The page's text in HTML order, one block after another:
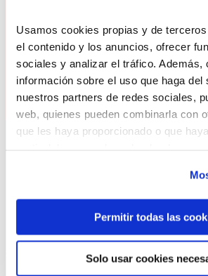
Usamos cookies propias y de
el contenido y los anuncios, ofrecer
sociales y analizar el tráfico. Además,
información sobre el uso que haga del
nuestros partners de redes sociales,
web, quienes pueden combinarla con
que les haya proporcionado o que
“Permitir todas las cookies”,
estrictamente técnicas pulsando el
cookies necesarias” o seleccionar
presta su consentimiento pulsando el
Consulta nuestraPolítica de Cookies
Permitir todas las
Solo usar cookies
candidatos
¿sabes cuáles son lospuestos
demandadosdel sector de